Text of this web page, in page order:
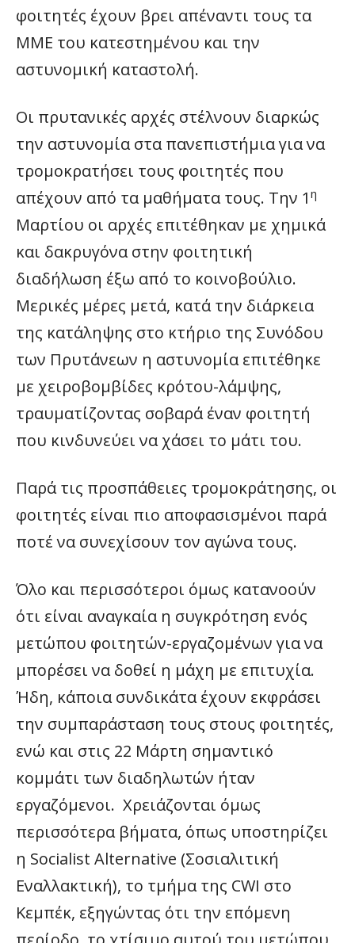
φοιτητές έχουν βρει απέναντι τους τα
ΜΜΕ του κατεστημένου και την
αστυνομική καταστολή.
Οι πρυτανικές αρχές στέλνουν διαρκώς
την αστυνομία στα πανεπιστήμια για να
τρομοκρατήσει τους φοιτητές που
απέχουν από τα μαθήματα τους. Την 1 η
Μαρτίου οι αρχές επιτέθηκαν με χημικά
και δακρυγόνα στην φοιτητική
διαδήλωση έξω από το κοινοβούλιο.
Μερικές μέρες μετά, κατά την διάρκεια
της κατάληψης στο κτήριο της Συνόδου
των Πρυτάνεων η αστυνομία επιτέθηκε
με χειροβομβίδες κρότου-λάμψης,
τραυματίζοντας σοβαρά έναν φοιτητή
που κινδυνεύει να χάσει το μάτι του.
Παρά τις προσπάθειες τρομοκράτησης, οι
φοιτητές είναι πιο αποφασισμένοι παρά
ποτέ να συνεχίσουν τον αγώνα τους.
Όλο και περισσότεροι όμως κατανοούν
ότι είναι αναγκαία η συγκρότηση ενός
μετώπου φοιτητών-εργαζομένων για να
μπορέσει να δοθεί η μάχη με επιτυχία.
Ήδη, κάποια συνδικάτα έχουν εκφράσει
την συμπαράσταση τους στους φοιτητές,
ενώ και στις 22 Μάρτη σημαντικό
κομμάτι των διαδηλωτών ήταν
εργαζόμενοι. Χρειάζονται όμως
περισσότερα βήματα, όπως υποστηρίζει
η Socialist Alternative (Σοσιαλιτική
Εναλλακτική), το τμήμα της CWI στο
Κεμπέκ, εξηγώντας ότι την επόμενη